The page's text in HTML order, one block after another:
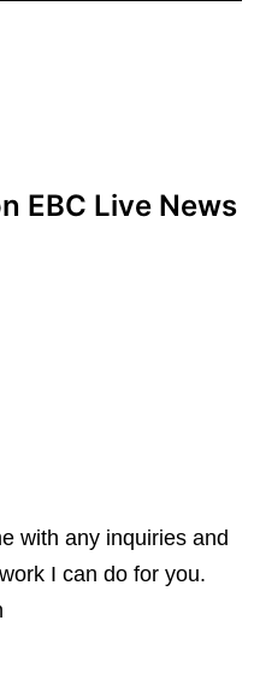
EBC Live News
with any inquiries and
I can do for you.